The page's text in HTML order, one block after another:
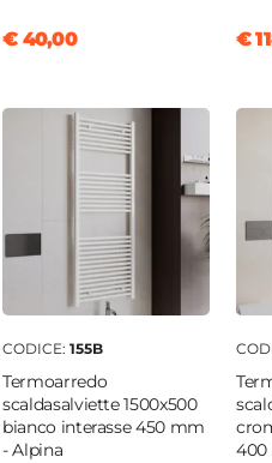
€ 40,00 €
CODICE: 155B
Termoarredo
scaldasalviette 1500x500
bianco interasse 450 mm
- Alpina
400